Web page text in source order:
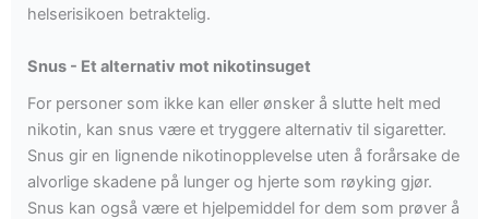
helserisikoen betraktelig.
Snus - Et alternativ mot nikotinsuget
For personer som ikke kan eller ønsker å slutte helt med
nikotin, kan snus være et tryggere alternativ til sigaretter.
Snus gir en lignende nikotinopplevelse uten å forårsake de
alvorlige skadene på lunger og hjerte som røyking gjør.
Snus kan også være et hjelpemiddel for dem som prøver å